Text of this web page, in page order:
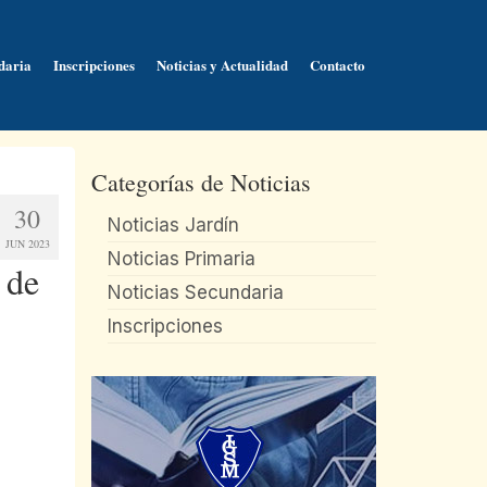
Inscripciones Noticias y Actualidad Contacto
30
JUN 2023
Categorías de Noticias
Noticias Jardín
Noticias Primaria
Noticias Secundaria
Inscripciones